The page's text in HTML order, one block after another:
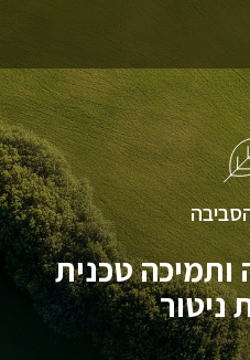
טכנית
ניטור